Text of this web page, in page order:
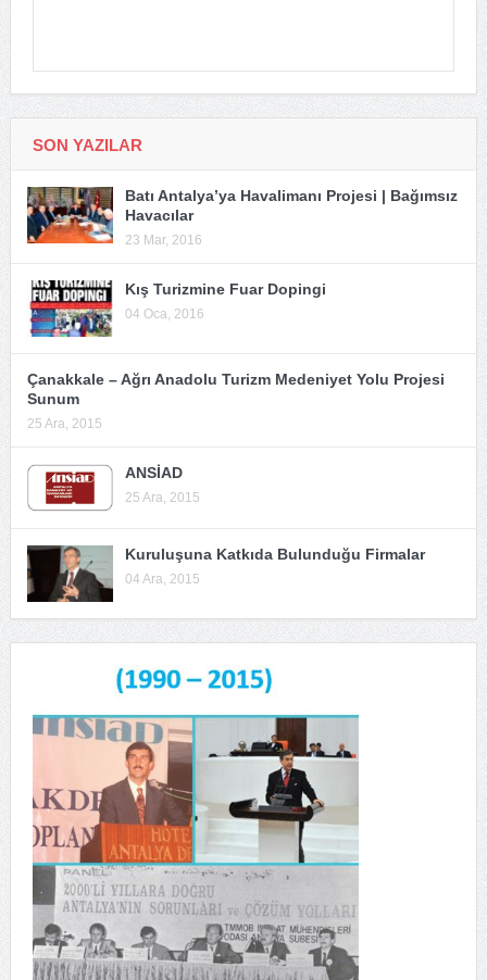
SON YAZILAR
Batı Antalya’ya Havalimanı Projesi | Bağımsız
Havacılar
23 Mar, 2016
Kış Turizmine Fuar Dopingi
04 Oca, 2016
Çanakkale – Ağrı Anadolu Turizm Medeniyet Yolu Projesi
Sunum
25 Ara, 2015
ANSİAD
25 Ara, 2015
Kuruluşuna Katkıda Bulunduğu Firmalar
04 Ara, 2015